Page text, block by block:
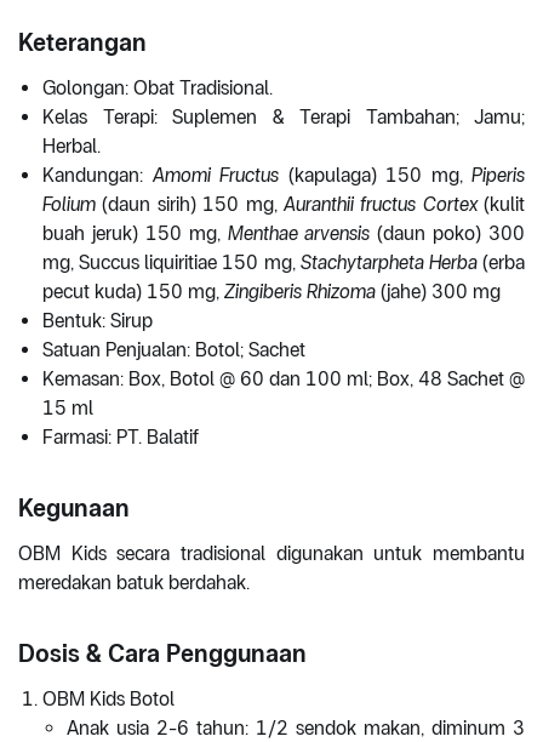
Keterangan
Golongan: Obat Tradisional.
Kelas Terapi: Suplemen & Terapi Tambahan; Jamu;
Herbal.
Kandungan: Amomi Fructus (kapulaga) 150 mg, Piperis
Folium (daun sirih) 150 mg, Auranthii fructus Cortex(kulit
buah jeruk) 150 mg, Menthae arvensis (daun poko) 300
mg, Succus liquiritiae 150 mg, Stachytarpheta Herba(erba
pecut kuda) 150 mg, Zingiberis Rhizoma (jahe) 300 mg
Bentuk: Sirup
Satuan Penjualan: Botol; Sachet
Kemasan: Box, Botol @ 60 dan 100 ml; Box, 48 Sachet @
15 ml
Farmasi: PT. Balatif
Kegunaan
OBM Kids secara tradisional digunakan untuk membantu
meredakan batuk berdahak.
Dosis & Cara Penggunaan
OBM Kids Botol
Anak usia 2-6 tahun: 1/2 sendok makan, diminum 3